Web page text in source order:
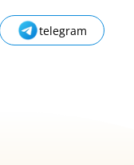
telegram